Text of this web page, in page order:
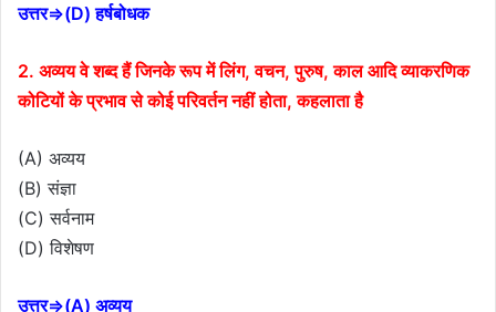
उत्तर⇒(D) हर्षबोधक
2. अव्यय वे शब्द हैं जिनके रूप में लिंग, वचन, पुरुष, काल आदि व्याकरणिक
कोटियों के प्रभाव से कोई परिवर्तन नहीं होता, कहलाता है
(A) अव्यय
(B) संज्ञा
(C) सर्वनाम
(D) विशेषण
उत्तर⇒(A) अव्यय